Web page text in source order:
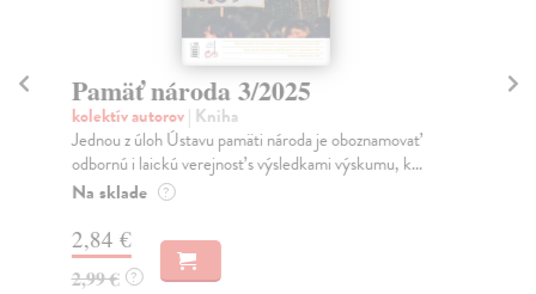
Pamäť národa 3/2025
kolektív autorov| Kniha
Jednou z úloh Ústavu pamäti národa je oboznamovať
odbornú i laickú verejnosť s výsledkami výskumu, k...
Na sklade ?
2,84 €
2,99 € ?